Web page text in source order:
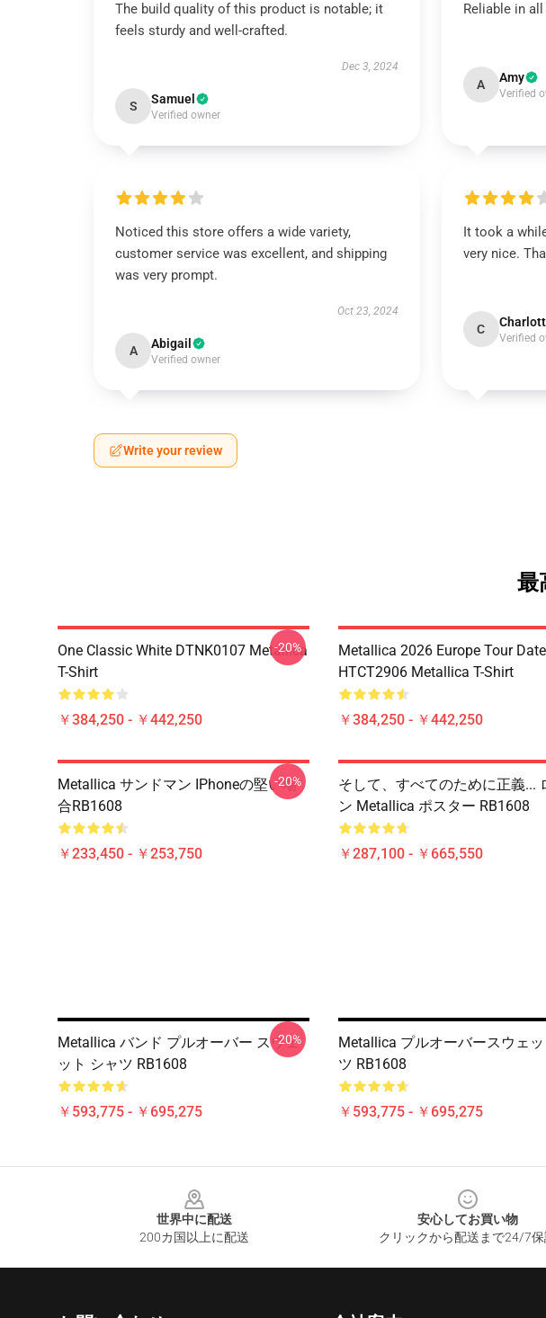
The build quality of this product is notable; it
feels sturdy and well-crafted.
Dec 3, 2024
S Samuel
Verified owner
Reliable in
A Amy
Verified
Noticed this store offers a wide variety,
customer service was excellent, and shipping
was very prompt.
Oct 23, 2024
A Abigail
Verified owner
It took a
very nice.
C
Verified
Write your review
最
One Classic White DTNK0107 Metallica
T-Shirt
￥384,250 - ￥442,250
-20%
Metallica 2026 Europe Tour Date
HTCT2906 Metallica T-Shirt
￥384,250 - ￥442,250
Metallica サンドマン IPhoneの堅い場
合RB1608
￥233,450 - ￥253,750
-20%
そして、すべてのために正義...
ン Metallica ポスター RB1608
￥287,100 - ￥665,550
Metallica バンド プルオーバー スウェ
ット シャツ RB1608
￥593,775 - ￥695,275
-20%
Metallica プルオーバースウェ
ツ RB1608
￥593,775 - ￥695,275
世界中に配送
200カ国以上に配送
安心してお買い物
クリックから配送まで24/7